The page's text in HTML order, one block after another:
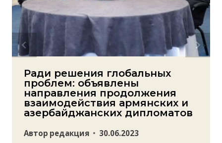
Ради решения глобальных
проблем: объявлены
направления продолжения
взаимодействия армянских и
азербайджанских дипломатов
Автор редакция 30.06.2023